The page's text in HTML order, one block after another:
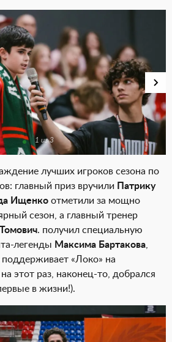
1 из 3
лучших игроков сезона по
главный приз вручили Патрику
Ищенко отметили за мощно
сезон, а главный тренер
. получил специальную
легенды Максима Бартакова
«Локо» на
этот раз, наконец-то, добрался
в жизни!).